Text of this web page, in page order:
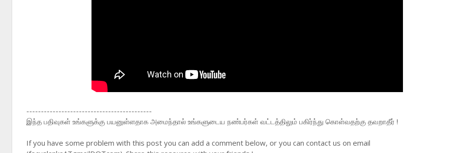
-------------------------------------------
இந்த பதிவுகள் உங்களுக்கு பயனுள்ளதாக அமைந்தால் உங்களுடைய நண்பர்கள் வட்டத்திலும் பகிர்ந்து கொள்வதற்கு தவறாதீர் !
If you have some problem with this post you can add a comment below, or you can contact us on email